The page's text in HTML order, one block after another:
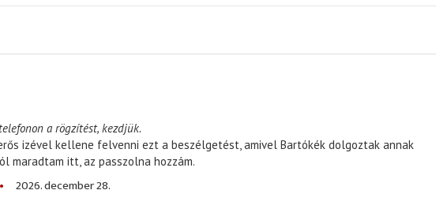
a rögzítést, kezdjük.
izével kellene felvenni ezt a beszélgetést, amivel Bartókék dolgoztak annak
maradtam itt, az passzolna hozzám.
2026. december 28.